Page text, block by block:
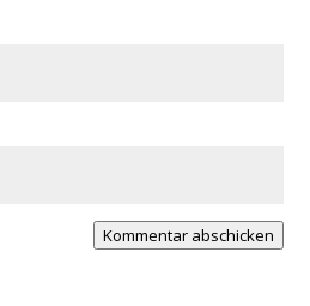
Kommentar abschicken